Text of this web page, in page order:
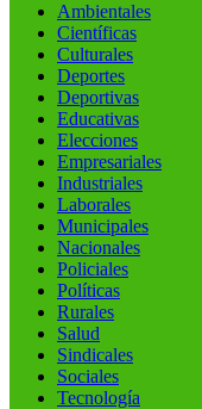
Ambientales
Científicas
Culturales
Deportes
Deportivas
Educativas
Elecciones
Empresariales
Industriales
Laborales
Municipales
Nacionales
Policiales
Políticas
Rurales
Salud
Sindicales
Sociales
Tecnología